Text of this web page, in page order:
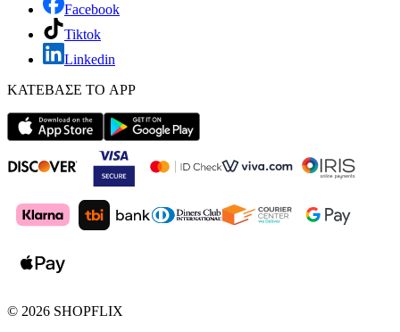
Facebook
Tiktok
Linkedin
ΚΑΤΕΒΑΣΕ ΤΟ APP
© 2026 SHOPFLIX